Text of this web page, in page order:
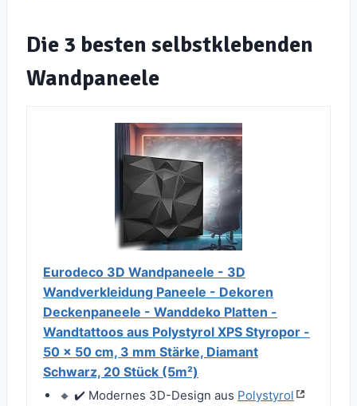
Die 3 besten selbstklebenden
Wandpaneele
Eurodeco 3D Wandpaneele - 3D
Wandverkleidung Paneele - Dekoren
Deckenpaneele - Wanddeko Platten -
Wandtattoos aus Polystyrol XPS Styropor -
50 x 50 cm, 3 mm Stärke, Diamant
Schwarz, 20 Stück (5m²)
🔸 ✔️ Modernes 3D-Design aus Polystyrol